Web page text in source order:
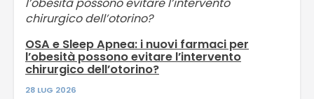
OSA e Sleep Apnea: i nuovi farmaci per
l’obesità possono evitare l’intervento
chirurgico dell’otorino?
28 LUG 2026